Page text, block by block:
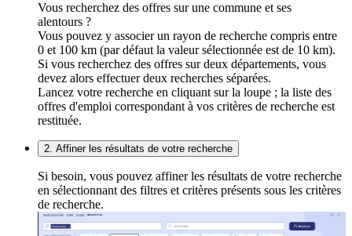
Vous recherchez des offres sur une commune et ses
alentours ?
Vous pouvez y associer un rayon de recherche compris entre
0 et 100 km (par défaut la valeur sélectionnée est de 10 km).
Si vous recherchez des offres sur deux départements, vous
devez alors effectuer deux recherches séparées.
Lancez votre recherche en cliquant sur la loupe ; la liste des
offres d'emploi correspondant à vos critères de recherche est
restituée.
2. Affiner les résultats de votre recherche
Si besoin, vous pouvez affiner les résultats de votre recherche
en sélectionnant des filtres et critères présents sous les critères
de recherche.